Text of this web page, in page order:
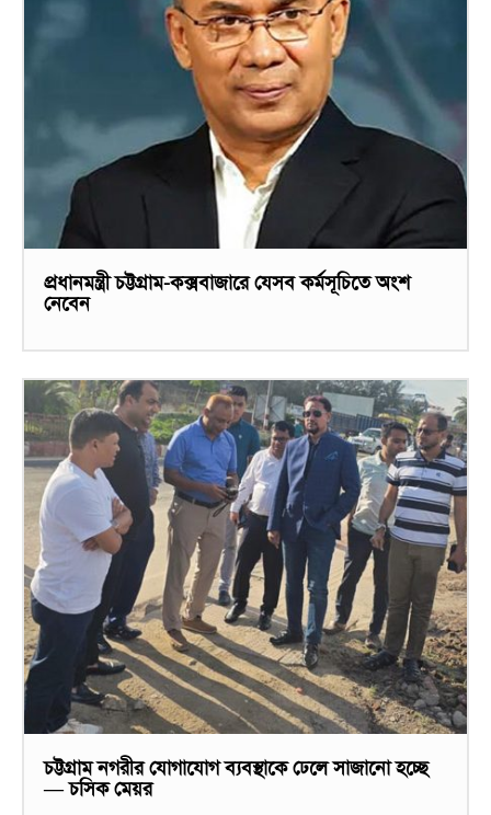
প্রধানমন্ত্রী চট্টগ্রাম-কক্সবাজারে যেসব কর্মসূচিতে অংশ
নেবেন
চট্টগ্রাম নগরীর যোগাযোগ ব্যবস্থাকে ঢেলে সাজানো হচ্ছে
— চসিক মেয়র